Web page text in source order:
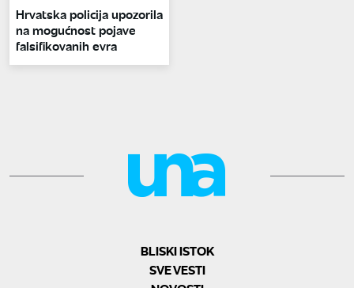
Hrvatska policija upozorila
na mogućnost pojave
falsifikovanih evra
BLISKI ISTOK
SVE VESTI